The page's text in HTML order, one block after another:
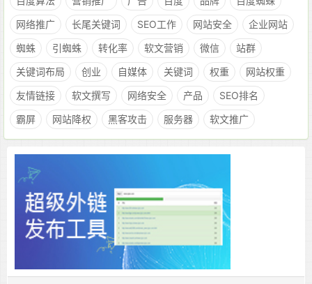
网络推广
长尾关键词 SEO工作 网站安全
企业网站
蜘蛛
引蜘蛛 转化率 软文营销 微信
站群
关键词布局
创业 自媒体 关键词 权重
网站权重
友情链接
软文撰写 网络安全 产品
SEO排名
霸屏
网站降权 黑客攻击 服务器 软文推广